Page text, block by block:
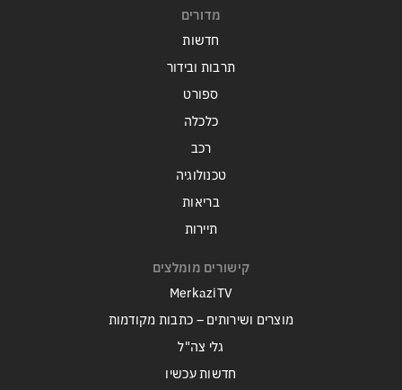
מדורים
חדשות
תרבות ובידור
ספורט
כלכלה
רכב
טכנולוגיה
בריאות
תיירות
קישורים מומלצים
MerkaziTV
מוצרים ושירותים – כתבות מקודמות
גלי צה"ל
חדשות עכשיו